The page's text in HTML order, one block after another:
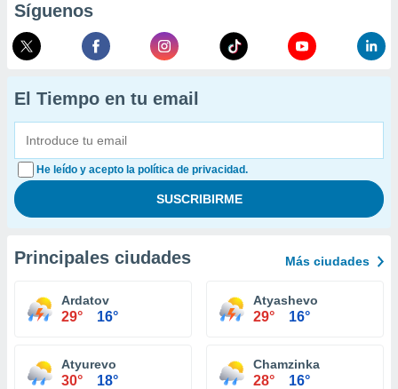
Síguenos
El Tiempo en tu email
He leído y acepto la política de privacidad.
Principales ciudades Más ciudades
Ardatov
29° 16°
Atyashevo
29° 16°
Atyurevo
30° 18°
Chamzinka
28° 16°